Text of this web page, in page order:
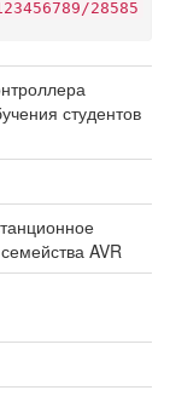
28585
студентов
AVR